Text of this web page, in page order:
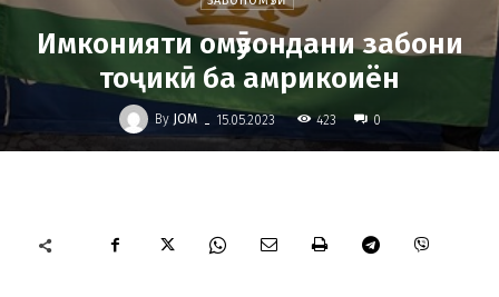
Имконияти омӯзондани забони
тоҷикӣ ба амрикоиён
By JOM - 15.05.2023 423 0